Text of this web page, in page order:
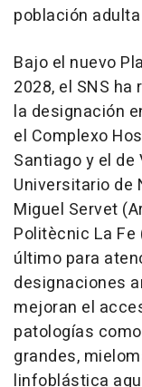
población
Bajo el nuevo
2028, el SNS
la designación
el Complexo
Santiago y el de
Universitario de
Miguel Servet
Politècnic La
último para
designaciones
mejoran el
patologías
grandes,
linfoblástica